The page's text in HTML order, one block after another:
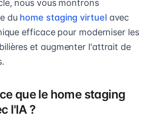
nous vous montrons
du home staging virtuelavec
efficace pour moderniser les
et augmenter l'attrait de
que le home staging
l'IA ?